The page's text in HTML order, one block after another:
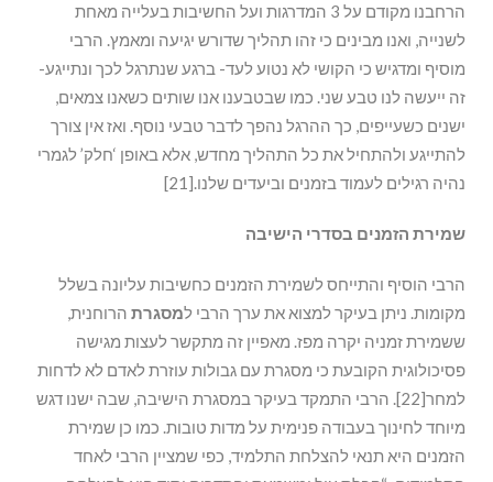
הרחבנו מקודם על 3 המדרגות ועל החשיבות בעלייה מאחת
לשנייה, ואנו מבינים כי זהו תהליך שדורש יגיעה ומאמץ. הרבי
מוסיף ומדגיש כי הקושי לא נטוע לעד- ברגע שנתרגל לכך ונתייגע-
זה ייעשה לנו טבע שני. כמו שבטבענו אנו שותים כשאנו צמאים,
ישנים כשעייפים, כך ההרגל נהפך לדבר טבעי נוסף. ואז אין צורך
להתייגע ולהתחיל את כל התהליך מחדש, אלא באופן ‘חלק’ לגמרי
נהיה רגילים לעמוד בזמנים וביעדים שלנו.[21]
שמירת הזמנים בסדרי הישיבה
הרבי הוסיף והתייחס לשמירת הזמנים כחשיבות עליונה בשלל
מקומות. ניתן בעיקר למצוא את ערך הרבי למסגרת הרוחנית,
ששמירת זמניה יקרה מפז. מאפיין זה מתקשר לעצות מגישה
פסיכולוגית הקובעת כי מסגרת עם גבולות עוזרת לאדם לא לדחות
למחר[22]. הרבי התמקד בעיקר במסגרת הישיבה, שבה ישנו דגש
מיוחד לחינוך בעבודה פנימית על מדות טובות. כמו כן שמירת
הזמנים היא תנאי להצלחת התלמיד, כפי שמציין הרבי לאחד